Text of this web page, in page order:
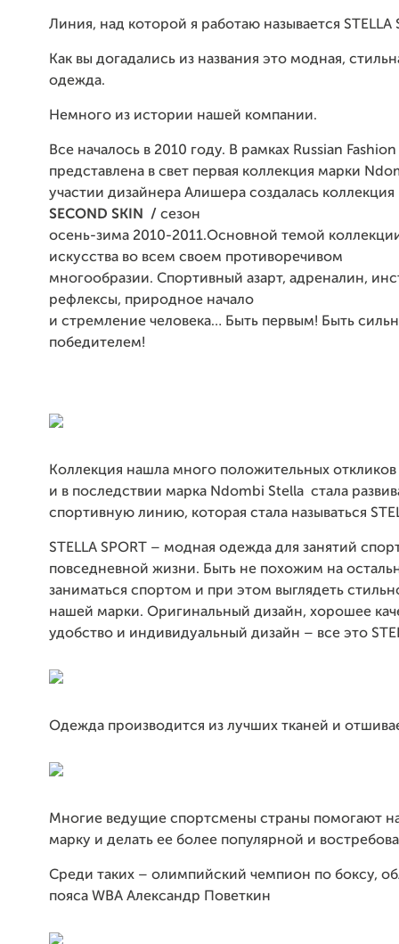
Линия, над которой я работаю называется STELLA
Как вы догадались из названия это модная,
одежда.
Немного из истории нашей компании.
Все началось в 2010 году. В рамках Russian
представлена в свет первая коллекция марки
участии дизайнера Алишера создалась
SECOND SKIN / сезон
осень-зима 2010-2011.Основной темой
искусства во всем своем противоречивом
многообразии. Спортивный азарт, адреналин,
рефлексы, природное начало
и стремление человека… Быть первым! Быть
победителем!
Коллекция нашла много положительных
и в последствии марка Ndombi Stella стала
спортивную линию, которая стала называться
STELLA SPORT
– модная одежда для занятий
повседневной жизни. Быть не похожим на
заниматься спортом и при этом выглядеть
нашей марки. Оригинальный дизайн, хорошее
удобство и индивидуальный дизайн – все это
Одежда производится из лучших тканей и
Многие ведущие спортсмены страны помогают
марку и делать ее более популярной и
Среди таких – олимпийский чемпион по боксу,
пояса WBA Александр Поветкин